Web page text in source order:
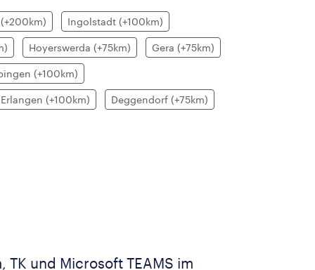
Ingolstadt (+100km)
Hoyerswerda (+75km) Gera (+75km)
(+100km)
Erlangen (+100km) Deggendorf (+75km)
und Microsoft TEAMS im